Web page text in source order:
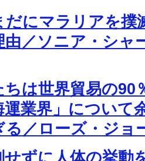
だにマラリアを撲
由／ソニア・シャ
ちは世界貿易の90
運業界」について
る／ローズ・ジョ
せずに人体の挙動